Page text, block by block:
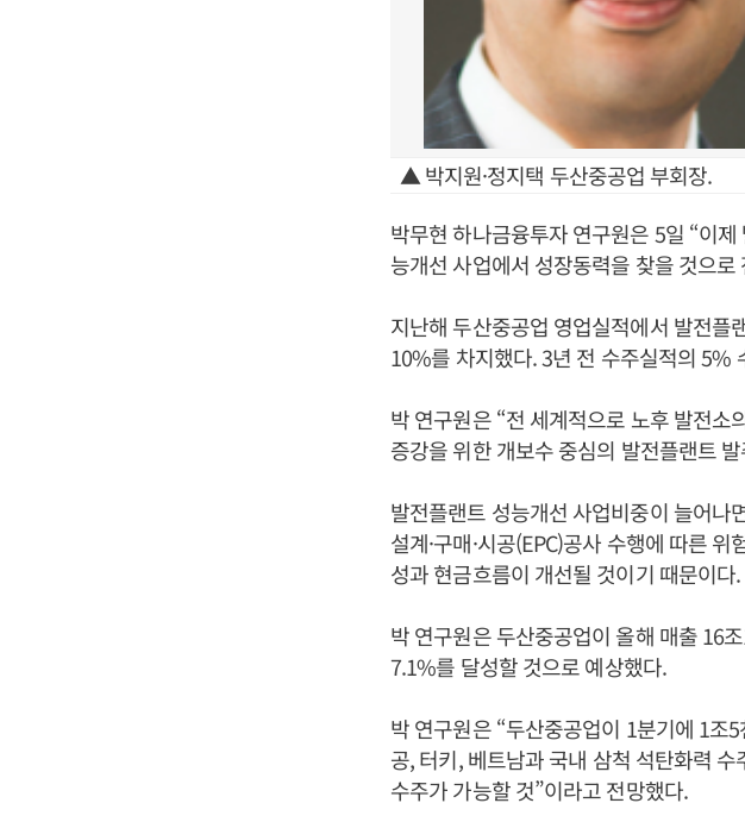
▲ 박지원·정지택 두산중공업 부회장.
박무현 하나금융투자 연구원은 5일 “이
능개선 사업에서 성장동력을 찾을 것으로
지난해 두산중공업 영업실적에서 발전플
10%를 차지했다. 3년 전 수주실적의 5%
박 연구원은 “전 세계적으로 노후 발전소
증강을 위한 개보수 중심의 발전플랜트
발전플랜트 성능개선 사업비중이 늘어나
설계·구매·시공(EPC)공사 수행에 따른
성과 현금흐름이 개선될 것이기 때문이다.
박 연구원은 두산중공업이 올해 매출 16
7.1%를 달성할 것으로 예상했다.
박 연구원은 “두산중공업이 1분기에 1조
공, 터키, 베트남과 국내 삼척 석탄화력
수주가 가능할 것”이라고 전망했다.